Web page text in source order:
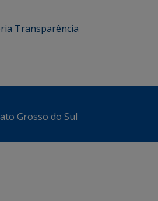
Transparência
Grosso do Sul